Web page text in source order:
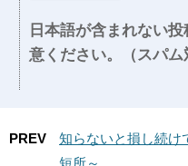
日本語が含まれない
意ください。（スパム
PREV
知らないと損し続け
短所～